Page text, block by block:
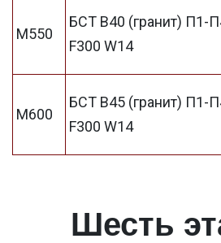
М550
БСТ В40 (гранит) П1-
F300 W14
М600
БСТ В45 (гранит) П1-
F300 W14
Шесть